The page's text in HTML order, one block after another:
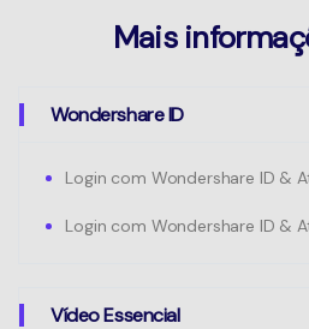
Mais
Wondershare ID
Login com Wondershare ID &
Login com Wondershare ID &
Vídeo Essencial